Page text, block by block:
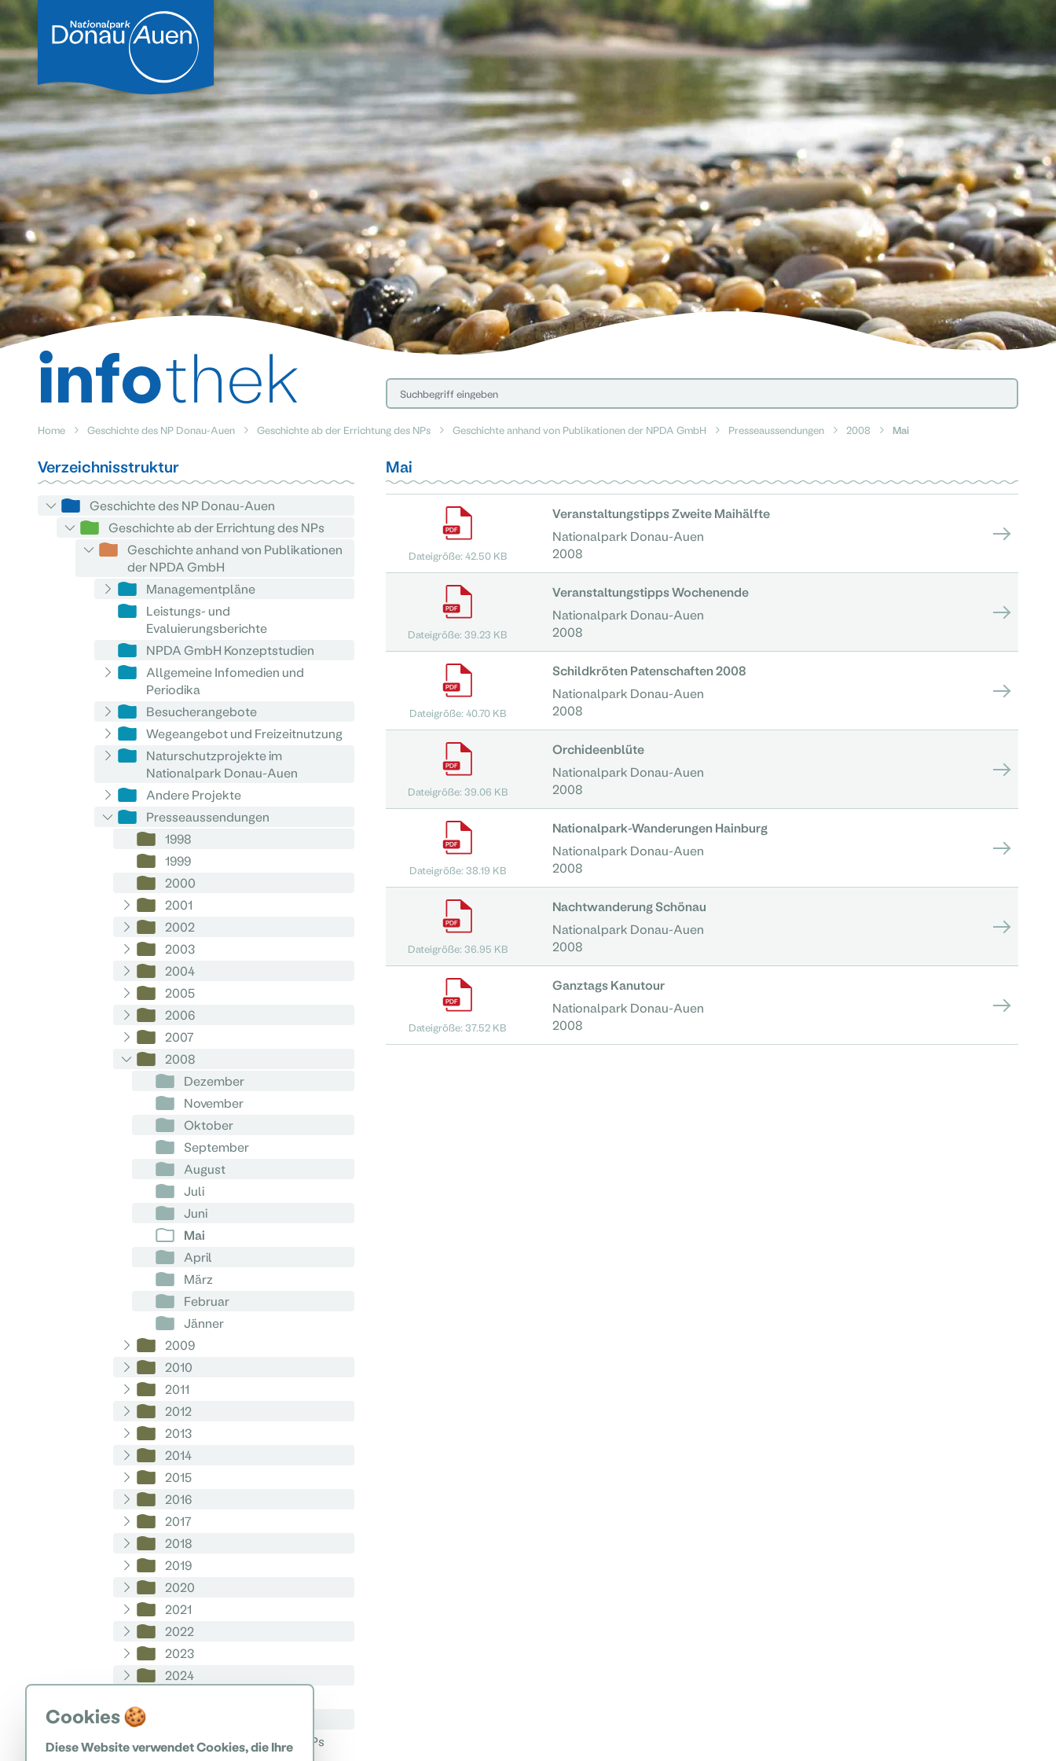
Cookies 🍪
Diese Website verwendet Cookies, die Ihre
infothek
Home Geschichte des NP Donau-Auen Geschichte ab der Errichtung des NPs Geschichte anhand von Publikationen der NPDA GmbH Presseaussendungen 2008 Mai
Verzeichnisstruktur
Geschichte des NP Donau-Auen
Geschichte ab der Errichtung des NPs
Geschichte anhand von Publikationen
der NPDA GmbH
Managementpläne
Leistungs- und
Evaluierungsberichte
NPDA GmbH Konzeptstudien
Allgemeine Infomedien und
Periodika
Besucherangebote
Wegeangebot und Freizeitnutzung
Naturschutzprojekte im
Nationalpark Donau-Auen
Andere Projekte
Presseaussendungen
1998
1999
2000
2001
2002
2003
2004
2005
2006
2007
2008
Dezember
November
Oktober
September
August
Juli
Juni
Mai
April
März
Februar
Jänner
2009
2010
2011
2012
2013
2014
2015
2016
2017
2018
2019
2020
2021
2022
2023
2024
Geschichte bis zur Errichtung des NPs
Mai
Dateigröße: 42.50 KB
Veranstaltungstipps Zweite Maihälfte
Nationalpark Donau-Auen
2008
Dateigröße: 39.23 KB
Veranstaltungstipps Wochenende
Nationalpark Donau-Auen
2008
Dateigröße: 40.70 KB
Schildkröten Patenschaften 2008
Nationalpark Donau-Auen
2008
Dateigröße: 39.06 KB
Orchideenblüte
Nationalpark Donau-Auen
2008
Dateigröße: 38.19 KB
Nationalpark-Wanderungen Hainburg
Nationalpark Donau-Auen
2008
Dateigröße: 36.95 KB
Nachtwanderung Schönau
Nationalpark Donau-Auen
2008
Dateigröße: 37.52 KB
Ganztags Kanutour
Nationalpark Donau-Auen
2008